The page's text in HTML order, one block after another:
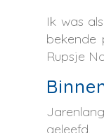
Ik was
bekende
Rupsje